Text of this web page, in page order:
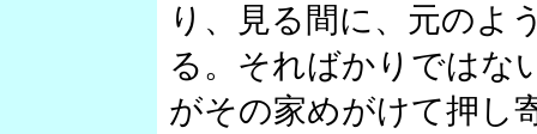
り、見る間に、元のよ
る。そればかりではな
がその家めがけて押し